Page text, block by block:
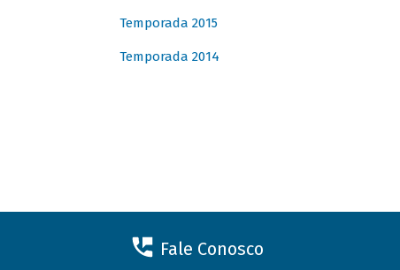
Temporada 2015
Temporada 2014
Fale Conosco